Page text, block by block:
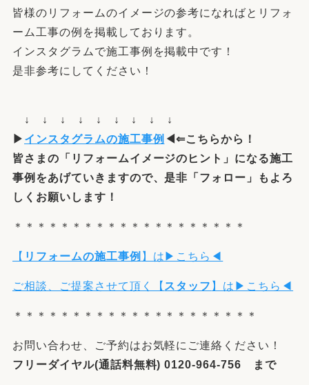
皆様のリフォームのイメージの参考になればとリフォ
ーム工事の例を掲載しております。
インスタグラムで施工事例を掲載中です！
是非参考にしてください！
↓ ↓ ↓ ↓ ↓ ↓ ↓ ↓ ↓
▶ インスタグラムの施工事例 ◀⇐こちらから！
皆さまの「 リフォームイメージの ヒント 」になる施工
事例をあげていきますので、是非「フォロー」もよろ
しくお願いします！
＊＊＊＊＊＊＊＊＊＊＊＊＊＊＊＊＊＊＊＊
【 リフォームの施工事例 】は▶こちら◀
ご相談、ご提案させて頂く【 スタッフ 】は▶こちら◀
＊＊＊＊＊＊＊＊＊＊＊＊＊＊＊＊＊＊＊＊＊
お問い合わせ、ご予約はお気軽にご連絡ください！
フリーダイヤル(通話料無料) 0120-964-756 まで